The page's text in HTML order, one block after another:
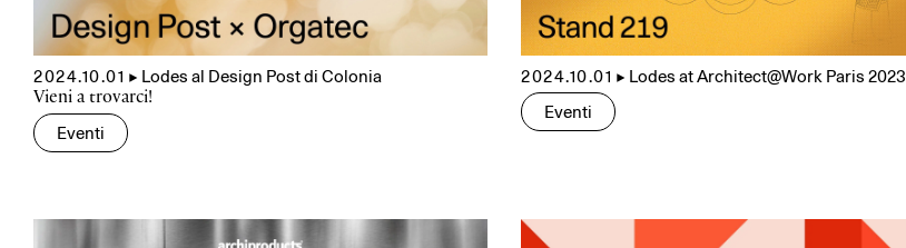
2024.10.01 ▲ Lodes al Design Post di Colonia
Vieni a trovarci!
Eventi
2024.10.01 ▲ Lodes at Architect@Work Paris 2023
Eventi